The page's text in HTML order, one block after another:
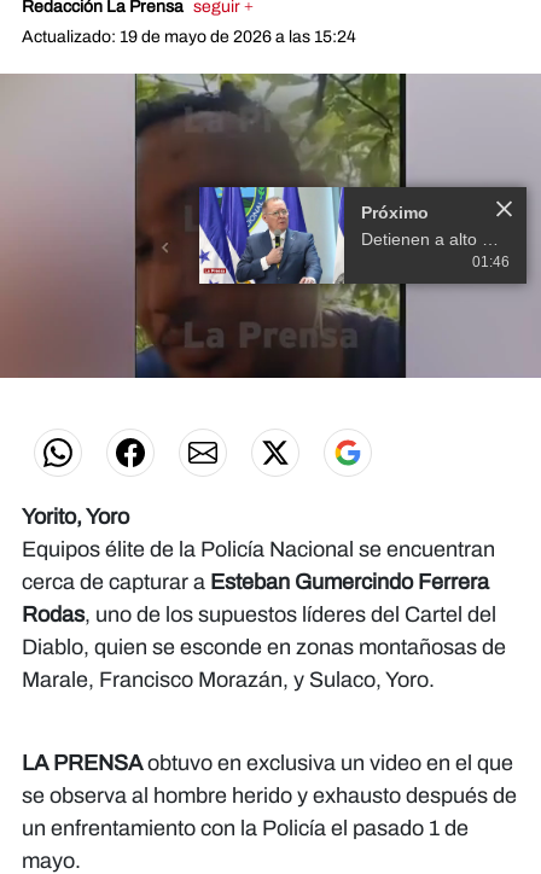
Redacción La Prensa seguir +
Actualizado: 19 de mayo de 2026 a las 15:24
seconds
Próximo
01:46
Yorito, Yoro
Equipos élite de la Policía Nacional se encuentran
cerca de capturar a Esteban Gumercindo Ferrera
Rodas, uno de los supuestos líderes del Cartel del
Diablo, quien se esconde en zonas montañosas de
Marale, Francisco Morazán, y Sulaco, Yoro.
LA PRENSAobtuvo en exclusiva un video en el que
se observa al hombre herido y exhausto después de
un enfrentamiento con la Policía el pasado 1 de
mayo.